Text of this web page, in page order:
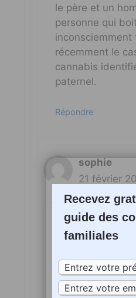
le père et un
personne qui
inconsciemment
récemment le
cannabis
paternel.
Répondre
sophie
21 février
Merci!
Oui je
En fait Philippe
de GMM
quelques cas)
Recevez
guide des
familiales